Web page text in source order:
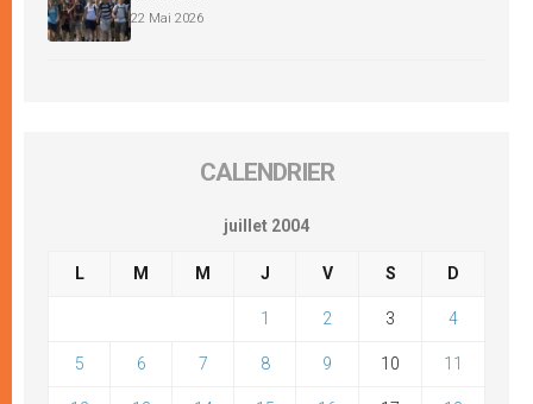
22 Mai 2026
CALENDRIER
juillet 2004
L M M J V S D
1 2 3 4
5 6 7 8 9 10 11